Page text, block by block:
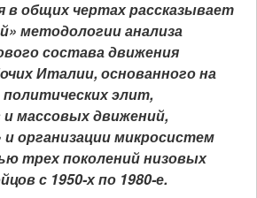
в общих чертах рассказывает
методологии анализа
состава движения
Италии, основанного на
элит,
массовых движений,
организации микросистем
трех поколений низовых
с 1950-х по 1980-е.